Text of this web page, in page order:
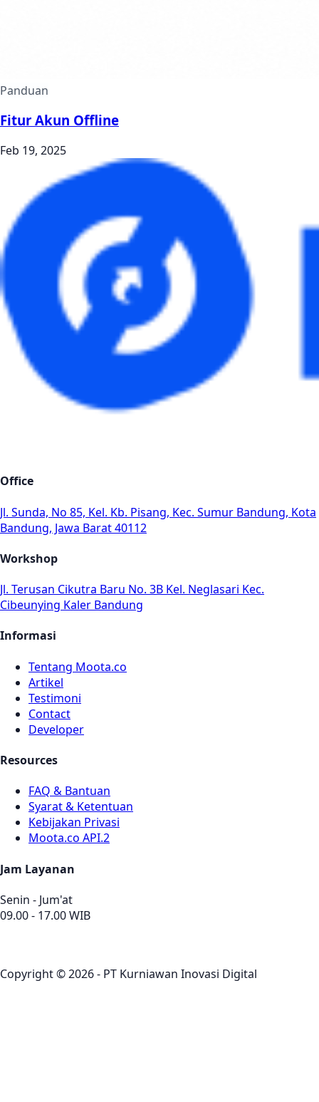
Panduan
Fitur Akun Offline
Feb 19, 2025
Office
Jl. Sunda, No 85, Kel. Kb. Pisang, Kec. Sumur Bandung, Kota
Bandung, Jawa Barat 40112
Workshop
Jl. Terusan Cikutra Baru No. 3B Kel. Neglasari Kec.
Cibeunying Kaler Bandung
Informasi
Tentang Moota.co
Artikel
Testimoni
Contact
Developer
Resources
FAQ & Bantuan
Syarat & Ketentuan
Kebijakan Privasi
Moota.co API.2
Jam Layanan
Senin - Jum'at
09.00 - 17.00 WIB
Copyright © 2026 - PT Kurniawan Inovasi Digital